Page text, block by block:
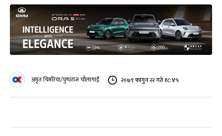
अमृत चिमरिया/पुष्पराज चौलागाईं २०७९ फागुन २२ गते १८:४५